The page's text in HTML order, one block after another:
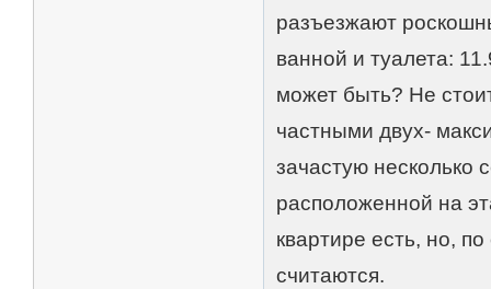
разъезжают
ванной и туалета:
может быть? Не
частными двух-
зачастую несколько
расположенной на
квартире есть, но,
считаются.